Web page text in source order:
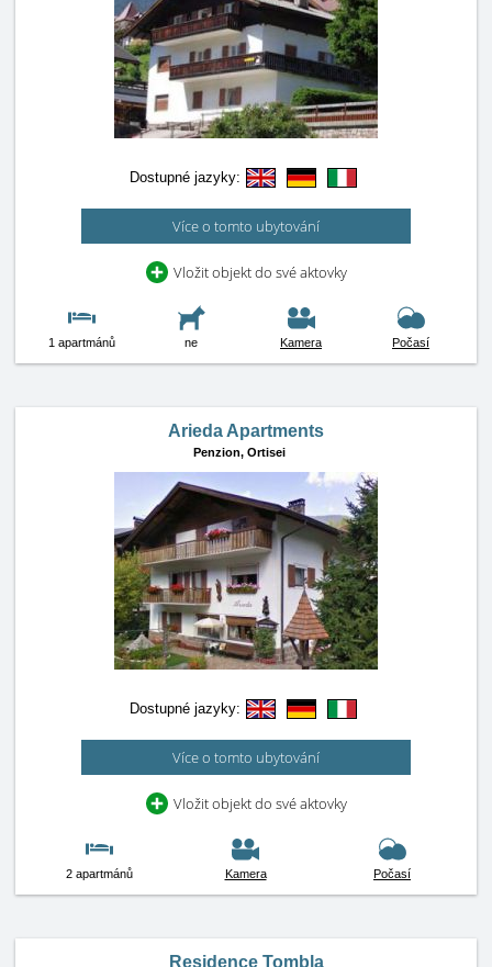
Dostupné jazyky:
Více o tomto ubytování
Vložit objekt do své aktovky
1 apartmánů ne Kamera Počasí
Arieda Apartments
Penzion, Ortisei
Dostupné jazyky:
Více o tomto ubytování
Vložit objekt do své aktovky
2 apartmánů Kamera Počasí
Residence Tombla